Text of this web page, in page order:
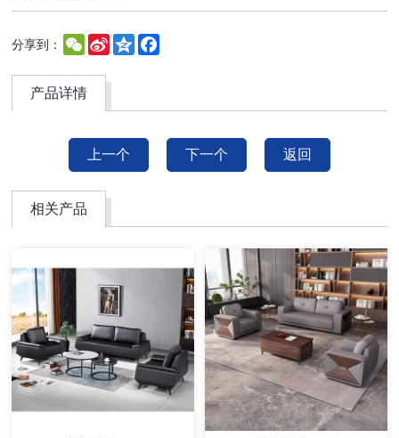
分享到： WeChat
Sina
Weibo
Qzone
产品详情
上一个 下一个 返回
相关产品